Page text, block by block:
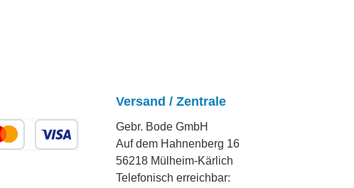
Versand / Zentrale
Gebr. Bode GmbH
Auf dem Hahnenberg 16
56218 Mülheim-Kärlich
Telefonisch erreichbar: